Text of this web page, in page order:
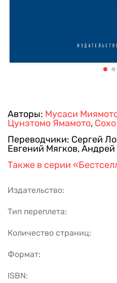
Авторы: Мусаси
Цунэтомо Ямамото,
Переводчики: Сергей
Евгений Мягков,
Также в серии
Издательство:
Тип переплета:
Количество страниц:
Формат:
ISBN: